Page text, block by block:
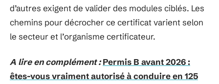
d’autres exigent de valider des modules ciblés. Les
chemins pour décrocher ce certificat varient selon
le secteur et l’organisme certificateur.
A lire en complément : Permis B avant 2026 :
êtes-vous vraiment autorisé à conduire en 125